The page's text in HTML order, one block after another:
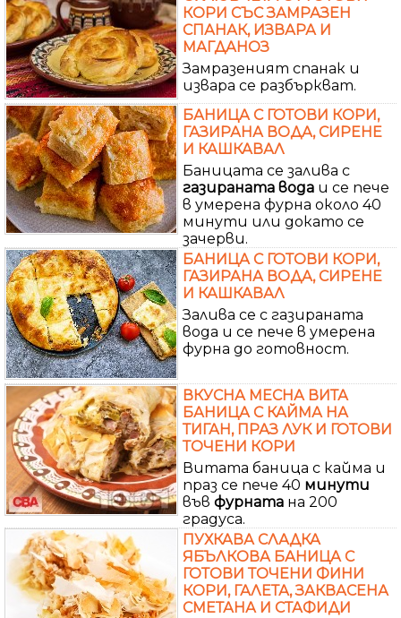
КОРИ СЪС ЗАМРАЗЕН
СПАНАК, ИЗВАРА И
МАГДАНОЗ
Замразеният спанак и
извара се разбъркват.
БАНИЦА С ГОТОВИ КОРИ,
ГАЗИРАНА ВОДА, СИРЕНЕ
И КАШКАВАЛ
Баницата се залива с
газираната вода и се пече
в умерена фурна около 40
минути или докато се
зачерви.
БАНИЦА С ГОТОВИ КОРИ,
ГАЗИРАНА ВОДА, СИРЕНЕ
И КАШКАВАЛ
Залива се с газираната
вода и се пече в умерена
фурна до готовност.
ВКУСНА МЕСНА ВИТА
БАНИЦА С КАЙМА НА
ТИГАН, ПРАЗ ЛУК И ГОТОВИ
ТОЧЕНИ КОРИ
Витата баница с кайма и
праз се пече 40 минути
във фурната на 200
градуса.
ПУХКАВА СЛАДКА
ЯБЪЛКОВА БАНИЦА С
ГОТОВИ ТОЧЕНИ ФИНИ
КОРИ, ГАЛЕТА, ЗАКВАСЕНА
СМЕТАНА И СТАФИДИ